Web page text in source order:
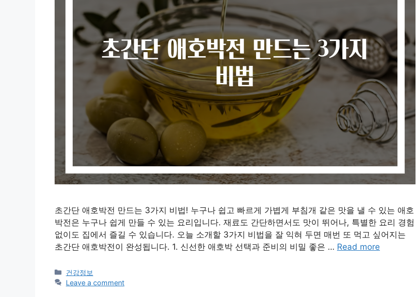
초간단 애호박전 만드는 3가지 비법! 누구나 쉽고 빠르게 가볍게 부침개 같은 맛을 낼 수 있는 애호
박전은 누구나 쉽게 만들 수 있는 요리입니다. 재료도 간단하면서도 맛이 뛰어나, 특별한 요리 경험
없이도 집에서 즐길 수 있습니다. 오늘 소개할 3가지 비법을 잘 익혀 두면 매번 또 먹고 싶어지는
초간단 애호박전이 완성됩니다. 1. 신선한 애호박 선택과 준비의 비밀 좋은 … Read more
Categories
건강정보
Leave a comment